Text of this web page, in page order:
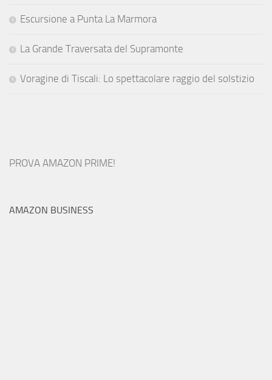
Escursione a Punta La Marmora
La Grande Traversata del Supramonte
Voragine di Tiscali: Lo spettacolare raggio del solstizio
PROVA AMAZON PRIME!
AMAZON BUSINESS